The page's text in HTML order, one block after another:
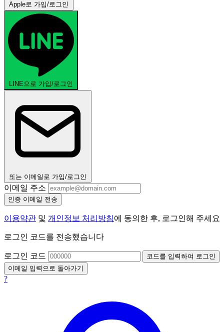
Apple로 가입/로그인
LINE으로 가입/로그인
또는 이메일로 가입/로그인
이메일 주소
인증 이메일 전송
이용약관 및 개인정보 처리방침에 동의한 후, 로그인해 주세요
로그인 코드를 전송했습니다
로그인 코드
코드를 입력하여 로그인
이메일 입력으로 돌아가기
?